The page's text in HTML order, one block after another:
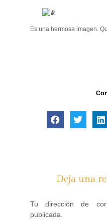
Es una hermosa imagen.
Deja una
Tu dirección de
publicada.